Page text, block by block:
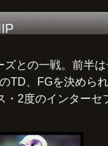
との一戦。前半
TD、FGを決めら
・2度のインターセ